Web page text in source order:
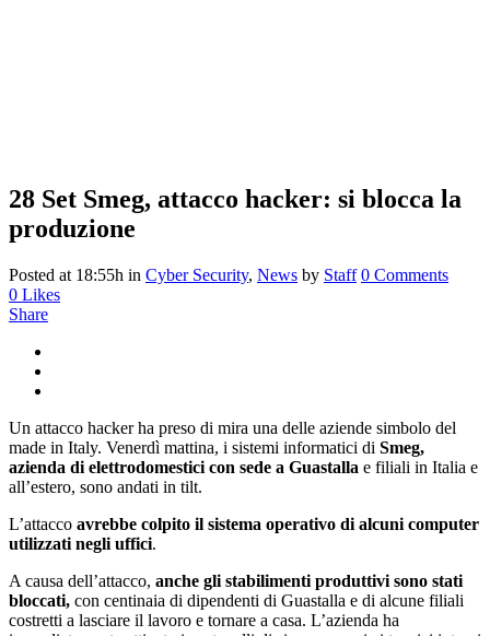
28 Set Smeg, attacco hacker: si blocca la
produzione
Posted at 18:55h in Cyber Security, News by Staff 0 Comments
0 Likes
Share
Un attacco hacker ha preso di mira una delle aziende simbolo del
made in Italy. Venerdì mattina, i sistemi informatici di Smeg,
azienda di elettrodomestici con sede a Guastalla e filiali in Italia e
all’estero, sono andati in tilt.
L’attacco avrebbe colpito il sistema operativo di alcuni computer
utilizzati negli uffici.
A causa dell’attacco, anche gli stabilimenti produttivi sono stati
bloccati, con centinaia di dipendenti di Guastalla e di alcune filiali
costretti a lasciare il lavoro e tornare a casa. L’azienda ha